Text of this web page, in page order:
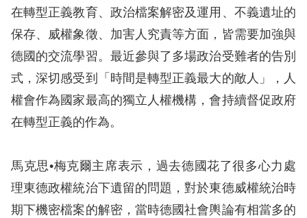
核
心
人
權
公
約
申
訴
在轉型正義教育、政治檔案解密及運用、不義遺址的
保存、威權象徵、加害人究責等方面，皆需要加強與
德國的交流學習。最近參與了多場政治受難者的告別
式，深切感受到「時間是轉型正義最大的敵人」，人
權會作為國家最高的獨立人權機構，會持續督促政府
在轉型正義的作為。
馬克思•梅克爾主席表示，過去德國花了很多心力處
理東德政權統治下遺留的問題，對於東德威權統治時
期下機密檔案的解密，當時德國社會輿論有相當多的